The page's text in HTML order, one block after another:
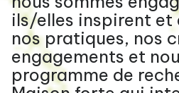
ils/elles inspirent et
nos pratiques, nos
engagements et
programme de